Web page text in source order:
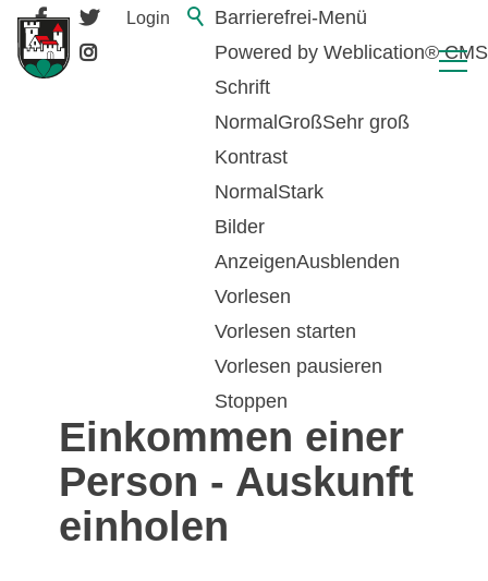
Barrierefrei-Menü
Powered by Weblication® CMS
Schrift
Normal GroßSehr groß
Kontrast
Normal Stark
Bilder
AnzeigenAusblenden
Vorlesen
Vorlesen starten
Vorlesen pausieren
Stoppen
Login
Steuerbares
Einkommen einer
Person - Auskunft
einholen